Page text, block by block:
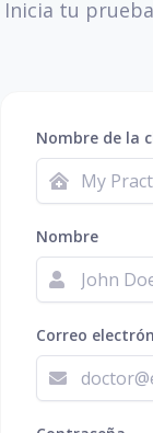
Inicia tu
Nombre de la
Nombre
Correo